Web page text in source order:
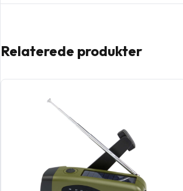
Relaterede produkter